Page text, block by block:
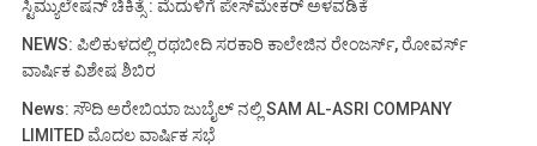
ಸ್ಟಿಮ್ಯುಲೇಷನ್ ಚಿಕಿತ್ಸೆ : ಮೆದುಳಿಗೆ ಪೇಸ್‌ಮೇಕರ್ ಅಳವಡಿಕೆ
NEWS: ಪಿಲಿಕುಳದಲ್ಲಿ ರಥಬೀದಿ ಸರಕಾರಿ ಕಾಲೇಜಿನ ರೇಂಜರ್ಸ್, ರೋವರ್ಸ್
ವಾರ್ಷಿಕ ವಿಶೇಷ ಶಿಬಿರ
News: ಸೌದಿ ಅರೇಬಿಯಾ ಜುಬೈಲ್ ನಲ್ಲಿ SAM AL-ASRI COMPANY
LIMITED ಮೊದಲ ವಾರ್ಷಿಕ ಸಭೆ